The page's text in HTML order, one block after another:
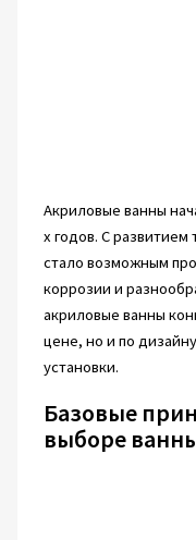
Акриловые ванны
х годов. С развитием
стало возможным
коррозии и
акриловые ванны
цене, но и по
установки.
Базовые
выборе